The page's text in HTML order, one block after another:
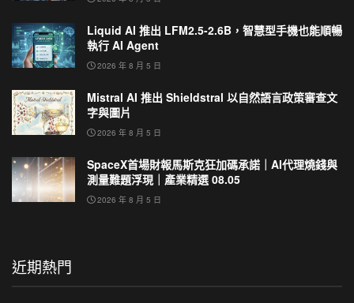
Liquid AI 推出 LFM2.5-2.6B，智慧型手機也能順暢
執行 AI Agent
2026 年 8 月 5 日
Mistral AI 推出 Shieldstral 以自然語言政策審查文
字與圖片
2026 年 8 月 5 日
SpaceX首場財報馬斯克狂加碼承諾｜AI代理燒錢與
測量難題浮現｜產業精選 08.05
2026 年 8 月 5 日
近期熱門